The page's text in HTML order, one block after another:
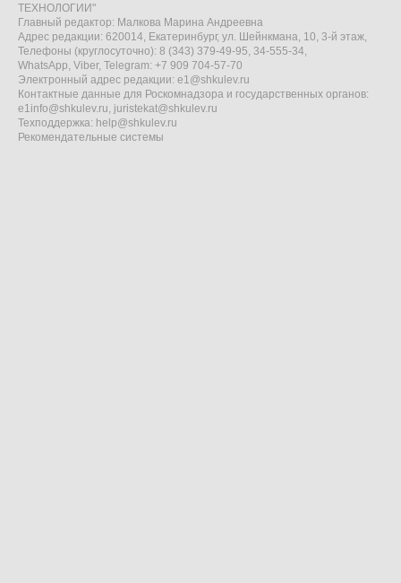
ТЕХНОЛОГИИ"
Главный редактор: Малкова Марина Андреевна
Адрес редакции: 620014, Екатеринбург, ул. Шейнкмана, 10, 3-й этаж,
Телефоны (круглосуточно): 8 (343) 379-49-95, 34-555-34,
WhatsApp, Viber, Telegram: +7 909 704-57-70
Электронный адрес редакции: e1@shkulev.ru
Контактные данные для Роскомнадзора и государственных органов:
e1info@shkulev.ru, juristekat@shkulev.ru
Техподдержка: help@shkulev.ru
Рекомендательные системы